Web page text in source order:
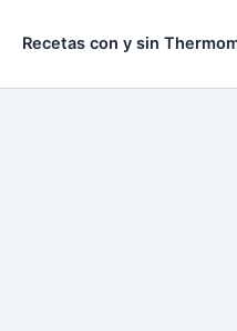
Recetas con y sin